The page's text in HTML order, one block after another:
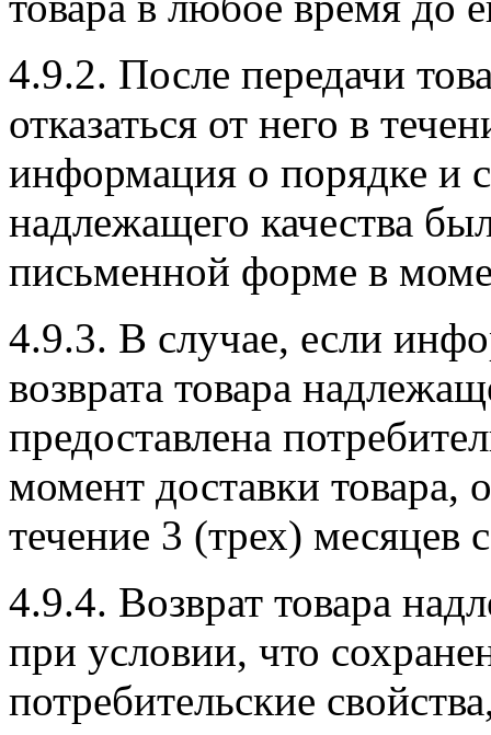
4.9.2. После передачи
отказаться от него в
информация о порядке и
надлежащего качества
письменной форме в
4.9.3. В случае, если
возврата товара
предоставлена
момент доставки товара,
течение 3 (трех) месяцев
4.9.4. Возврат товара
при условии, что
потребительские